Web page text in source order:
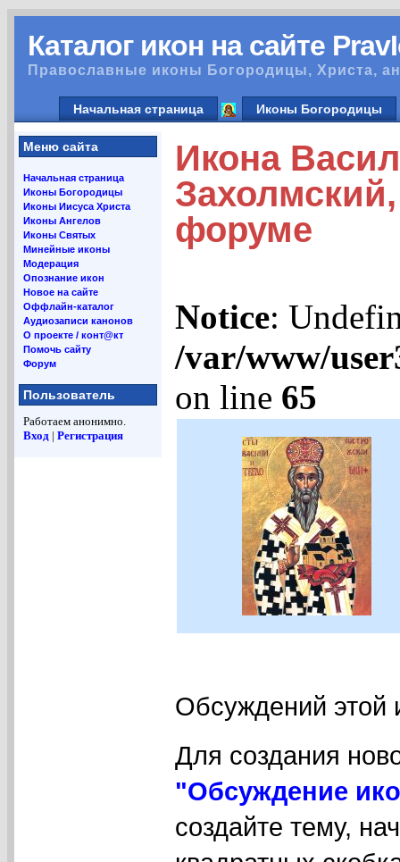
Каталог икон на сайте
Православные иконы Богородицы, Христа,
Начальная страница Иконы Богородицы
Меню сайта
Начальная страница
Иконы Богородицы
Иконы Иисуса Христа
Иконы Ангелов
Иконы Святых
Минейные иконы
Модерация
Опознание икон
Новое на сайте
Оффлайн-каталог
Аудиозаписи канонов
О проекте / конт@кт
Помочь сайту
Форум
Пользователь
Работаем анонимно.
Вход | Регистрация
Икона
форуме
Notice:
/var/www/
on line 65
Обсуждений
Для создания
"Обсуждение
создайте тему,